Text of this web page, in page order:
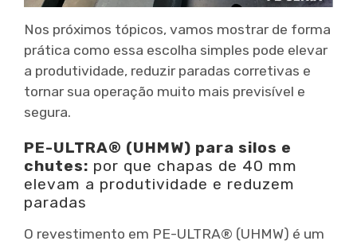
Nos próximos tópicos, vamos mostrar de forma
prática como essa escolha simples pode elevar
a produtividade, reduzir paradas corretivas e
tornar sua operação muito mais previsível e
segura.
PE-ULTRA® (UHMW) para silos e
chutes: por que chapas de 40 mm
elevam a produtividade e reduzem
paradas
O revestimento em PE-ULTRA® (UHMW) é um